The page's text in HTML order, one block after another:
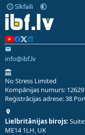
Sīkfaili
info@ibf.lv
No Stress Limited
Kompānijas numurs:
Reģistrācijas adrese: 38
Lielbritānijas birojs:
ME14 1LH, UK